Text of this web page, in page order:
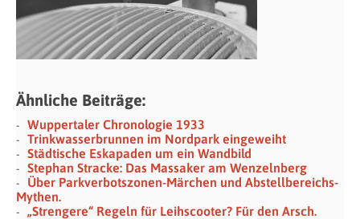
Ähnliche Beiträge:
Wuppertaler Chronologie 1933
Trinkwasserbrunnen im Nordpark eingeweiht
Städtische Eskapaden um ein Wandbild
Stephan Stracke: Das Massaker am Wenzelnberg
Über Parkverbotszonen-Märchen und Abstellbereichs-
Mythen.
„Strengere“ Regeln für Leihscooter? Für den Arsch.